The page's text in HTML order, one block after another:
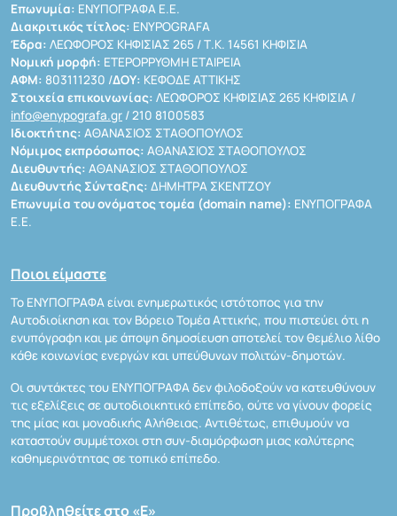
Επωνυμία: ΕΝΥΠΟΓΡΑΦΑ Ε.Ε.
Διακριτικός τίτλος: ENYPOGRAFA
Έδρα: ΛΕΩΦΟΡΟΣ ΚΗΦΙΣΙΑΣ 265 / Τ.Κ. 14561 ΚΗΦΙΣΙΑ
Νομική μορφή: ΕΤΕΡΟΡΡΥΘΜΗ ΕΤΑΙΡΕΙΑ
ΑΦΜ: 803111230 /ΔΟΥ: ΚΕΦΟΔΕ ΑΤΤΙΚΗΣ
Στοιχεία επικοινωνίας: ΛΕΩΦΟΡΟΣ ΚΗΦΙΣΙΑΣ 265 ΚΗΦΙΣΙΑ /
info@enypografa.gr / 210 8100583
Ιδιοκτήτης: ΑΘΑΝΑΣΙΟΣ ΣΤΑΘΟΠΟΥΛΟΣ
Νόμιμος εκπρόσωπος: ΑΘΑΝΑΣΙΟΣ ΣΤΑΘΟΠΟΥΛΟΣ
Διευθυντής: ΑΘΑΝΑΣΙΟΣ ΣΤΑΘΟΠΟΥΛΟΣ
Διευθυντής Σύνταξης: ΔΗΜΗΤΡΑ ΣΚΕΝΤΖΟΥ
Επωνυμία του ονόματος τομέα (domain name): ΕΝΥΠΟΓΡΑΦΑ
Ε.Ε.
Ποιοι είμαστε
Το ΕΝΥΠΟΓΡΑΦΑ είναι ενημερωτικός ιστότοπος για την
Αυτοδιοίκηση και τον Βόρειο Τομέα Αττικής, που πιστεύει ότι η
ενυπόγραφη και με άποψη δημοσίευση αποτελεί τον θεμέλιο λίθο
κάθε κοινωνίας ενεργών και υπεύθυνων πολιτών-δημοτών.
Οι συντάκτες του ΕΝΥΠΟΓΡΑΦΑ δεν φιλοδοξούν να κατευθύνουν
τις εξελίξεις σε αυτοδιοικητικό επίπεδο, ούτε να γίνουν φορείς
της μίας και μοναδικής Αλήθειας. Αντιθέτως, επιθυμούν να
καταστούν συμμέτοχοι στη συν-διαμόρφωση μιας καλύτερης
καθημερινότητας σε τοπικό επίπεδο.
Προβληθείτε στο «Ε»